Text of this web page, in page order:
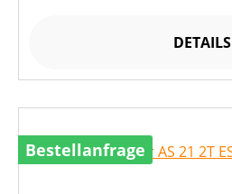
DETAILS
Bestellanfrage